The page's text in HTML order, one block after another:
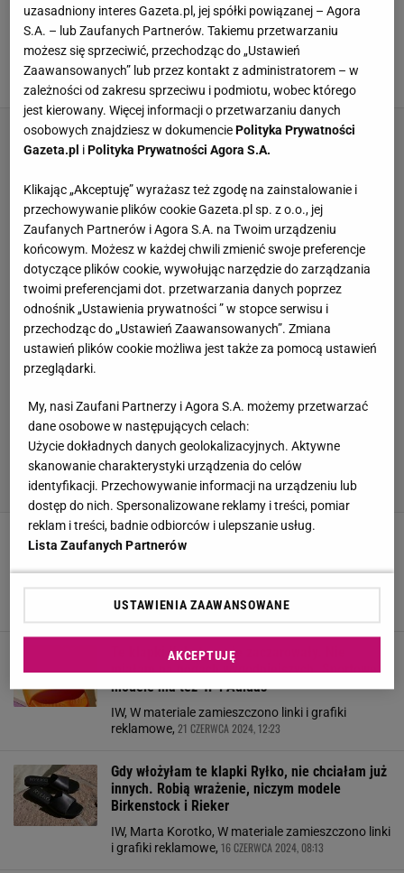
Niby Jenny Fairy, a jak Birkenstock. Te klapki
są mega podobne, a różnica w cenie kolosalna.
To letni skarb
IP, W materiale zamieszczono linki i grafiki
reklamowe,23 LIPCA 2024, 14:22
Długo czekałam, aż te klapki Birkenstock trafią
na wyprzedaż. Wreszcie je mam. Są leciutkie
jak piórko
IP, W materiale zamieszczono linki i grafiki
reklamowe,2 LIPCA 2024, 11:33
Te klapki Kubota mnie zaczarowały. Nie
miałam na nogach wygodniejszych. Sportowe
modele ma też 4F i Adidas
IW, W materiale zamieszczono linki i grafiki
reklamowe, 21 CZERWCA 2024, 12:23
Gdy włożyłam te klapki Ryłko, nie chciałam już
innych. Robią wrażenie, niczym modele
Birkenstock i Rieker
IW, Marta Korotko, W materiale zamieszczono linki
i grafiki reklamowe, 16 CZERWCA 2024, 08:13
uzasadniony interes Gazeta.pl, jej spółki powiązanej – Agora
S.A. – lub Zaufanych Partnerów. Takiemu przetwarzaniu
możesz się sprzeciwić, przechodząc do „Ustawień
Zaawansowanych” lub przez kontakt z administratorem – w
zależności od zakresu sprzeciwu i podmiotu, wobec którego
jest kierowany. Więcej informacji o przetwarzaniu danych
osobowych znajdziesz w dokumenciePolityka Prywatności
Gazeta.pl iPolityka Prywatności Agora S.A.
Klikając „Akceptuję” wyrażasz też zgodę na zainstalowanie i
przechowywanie plików cookie Gazeta.pl sp. z o.o., jej
Zaufanych Partnerów i Agora S.A. na Twoim urządzeniu
końcowym. Możesz w każdej chwili zmienić swoje preferencje
dotyczące plików cookie, wywołując narzędzie do zarządzania
twoimi preferencjami dot. przetwarzania danych poprzez
odnośnik „Ustawienia prywatności ” w stopce serwisu i
przechodząc do „Ustawień Zaawansowanych”. Zmiana
ustawień plików cookie możliwa jest także za pomocą ustawień
przeglądarki.
My, nasi Zaufani Partnerzy i Agora S.A. możemy przetwarzać
dane osobowe w następujących celach:
Użycie dokładnych danych geolokalizacyjnych. Aktywne
skanowanie charakterystyki urządzenia do celów
identyfikacji. Przechowywanie informacji na urządzeniu lub
dostęp do nich. Spersonalizowane reklamy i treści, pomiar
reklam i treści, badnie odbiorców i ulepszanie usług.
Lista Zaufanych Partnerów
USTAWIENIA ZAAWANSOWANE
AKCEPTUJĘ